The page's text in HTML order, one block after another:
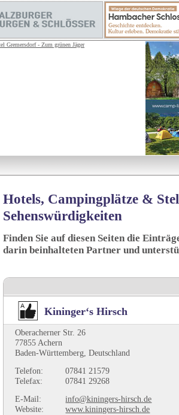
Hotels, Campingplätze &
Sehenswürdigkeiten
Finden Sie auf diesen Seiten die
darin beinhalteten Partner und
Kininger‘s Hirsch
Oberacherner Str. 26
77855 Achern
Baden-Württemberg, Deutschland
Telefon:
07841 21579
Telefax:
07841 29268
E-Mail:
info@kiningers-hirsch.de
Website:
www.kiningers-hirsch.de